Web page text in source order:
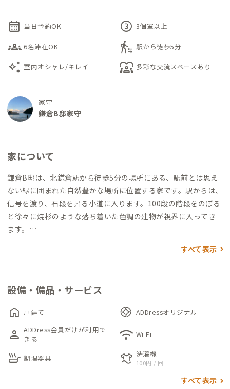
calendar_month 当日予約OK counter_3 3個室以上
groups_3 6名滞在OK transfer_within_a_station 駅から徒歩5分
auto_awesome 室内オシャレ/キレイ diversity_1 多彩な交流スペースあり
家守
鎌倉B邸家守
家について
鎌倉B邸は、北鎌倉駅から徒歩5分の場所にある、駅前とは思え
ない緑に囲まれた自然豊かな場所に位置する家です。駅からは、
信号を渡り、石段を昇る小道に入ります。100段の階段をのぼる
と徐々に焼杉のような落ち着いた色調の建物が視界に入ってき
ます。
この家は元々、著名な東洋・考古学者の自宅でした。増改築を
す。
玄関に入ると、まず注目するのは、広々とした吹き抜け空間とス
キップフロア。1階は、多くの人が一緒に過ごせる広々としたリ
ビングとキッチンがあります。特徴的な青緑色のタイルが魅力の
キッチンは、多くの人と料理を楽しむのにぴったりの場所にな
っています。一方、2階には集中力を高める書斎スペースやリラ
ックスできるロッキングチェアが設けられています。
すべて表示
設備・備品・サービス
home 戸建て ADDressオリジナル
person ADDress会員だけが利用で
きる
wifi Wi-Fi
skillet 調理器具 laundry 洗濯機
100円 / 回
すべて表示